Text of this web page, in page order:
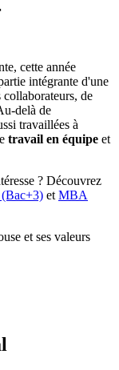
cette année
intégrante d'une
collaborateurs, de
delà de
travaillées à
travail en équipe et
? Découvrez
et MBA
et ses valeurs